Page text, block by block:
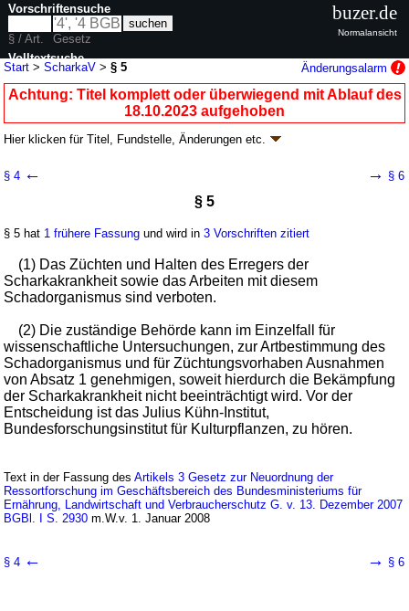
Start >ScharkaV >§ 5 Änderungsalarm
Achtung: Titel komplett oder überwiegend mit Ablauf des
18.10.2023 aufgehoben
Hier klicken fürTitel, Fundstelle, Änderungen etc.
Scharkakrankheit (ScharkaV
; aufgehoben durch
Geltung ab 13.06.1971; FNA: 7823-3-2-2Schädlingsbekämpfung und
3 weitere Fassungen | wird in 3 Vorschriften zitiert
§ 4 ← → § 6
§ 5
§ 5 hat 1 frühere Fassung und wird in3 Vorschriften zitiert
(1) Das Züchten und Halten des Erregers der
Scharkakrankheit sowie das Arbeiten mit diesem
Schadorganismus sind verboten.
(2) Die zuständige Behörde kann im Einzelfall für
wissenschaftliche Untersuchungen, zur Artbestimmung des
Schadorganismus und für Züchtungsvorhaben Ausnahmen
von Absatz 1 genehmigen, soweit hierdurch die Bekämpfung
der Scharkakrankheit nicht beeinträchtigt wird. Vor der
Entscheidung ist das Julius Kühn-Institut,
Bundesforschungsinstitut für Kulturpflanzen, zu hören.
Text in der Fassung desArtikels 3 Gesetz zur Neuordnung der
Ressortforschung im Geschäftsbereich des Bundesministeriums für
Ernährung, Landwirtschaft und Verbraucherschutz G. v. 13. Dezember 2007
BGBl. I S. 2930 m.W.v. 1. Januar 2008
§ 4 ← → § 6
Vorschriftensuche
§ / Art.
Gesetz
Volltextsuche
nur in ScharkaV
buzer.de
Normalansicht